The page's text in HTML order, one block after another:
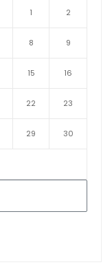
1 2
8 9
15 16
22 23
29 30